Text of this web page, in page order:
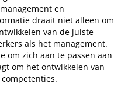
en
draait niet alleen om
van de juiste
als het management.
om zich aan te passen aan
om het ontwikkelen van